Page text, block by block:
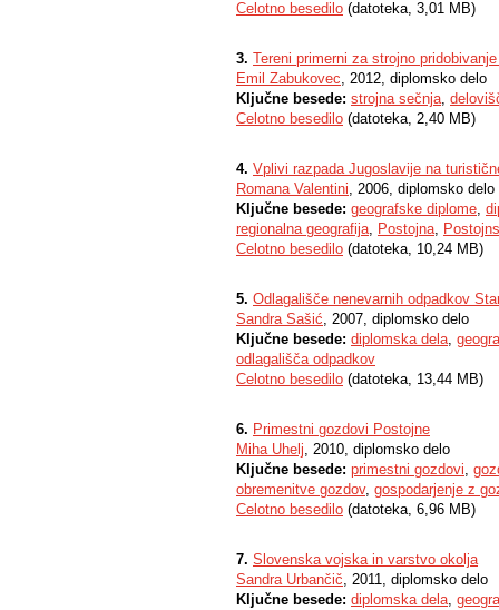
Celotno besedilo (datoteka, 3,01 MB)
3. Tereni primerni za strojno
Emil Zabukovec, 2012, diplomsko delo
Ključne besede: strojna sečnja,
Celotno besedilo (datoteka, 2,40 MB)
4. Vplivi razpada Jugoslavije na
Romana Valentini, 2006, diplomsko delo
Ključne besede: geografske diplome,
regionalna geografija, Postojna,
Celotno besedilo (datoteka, 10,24 MB)
5. Odlagališče nenevarnih odpadkov
Sandra Sašić, 2007, diplomsko delo
Ključne besede: diplomska dela,
odlagališča odpadkov
Celotno besedilo (datoteka, 13,44 MB)
6. Primestni gozdovi Postojne
Miha Uhelj, 2010, diplomsko delo
Ključne besede: primestni gozdovi,
obremenitve gozdov, gospodarjenje z
Celotno besedilo (datoteka, 6,96 MB)
7. Slovenska vojska in varstvo okolja
Sandra Urbančič, 2011, diplomsko delo
Ključne besede: diplomska dela,